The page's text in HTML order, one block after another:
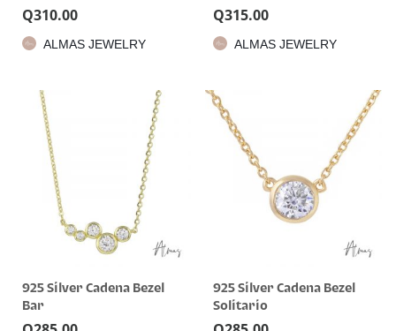
Q310.00
ALMAS JEWELRY
Q315.00
ALMAS JEWELRY
925 Silver Cadena Bezel
Bar
925 Silver Cadena Bezel
Solitario